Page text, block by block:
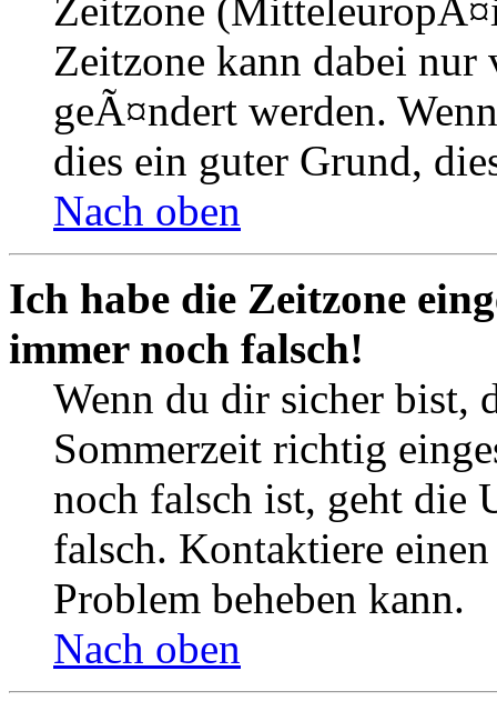
Zeitzone
Zeitzone kann dabei
geÃ¤ndert werden.
dies ein guter Grund,
Nach oben
Ich habe die Zeitzone
immer noch falsch!
Wenn du dir sicher bist,
Sommerzeit richtig
noch falsch ist, geht die
falsch. Kontaktiere
Problem beheben kann.
Nach oben